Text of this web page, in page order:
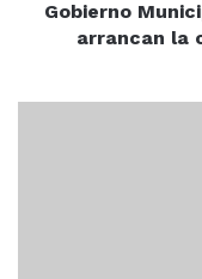
La Secretaría de
de la Policía
de seguridad, en
campaña
Gobierno
arrancan la